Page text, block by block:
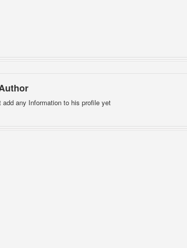
add any Information to his profile yet